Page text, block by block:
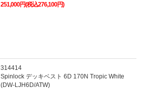
251,000円(税込276,100円)
314414
Spinlock デッキベスト 6D 170N Tropic White
(DW-LJH6D/ATW)